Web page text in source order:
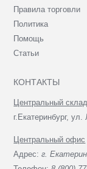
Правила торговли
Политика
Помощь
Статьи
КОНТАКТЫ
Центральный склад
г.Екатеринбург,
Центральный офис
Адрес:г.